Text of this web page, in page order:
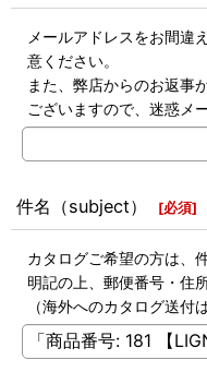
メールアドレスをお間違
意ください。
また、弊店からのお返事
ございますので、迷惑メ
件名（subject） [必須]
カタログご希望の方は、
明記の上、郵便番号・住
（海外へのカタログ送付